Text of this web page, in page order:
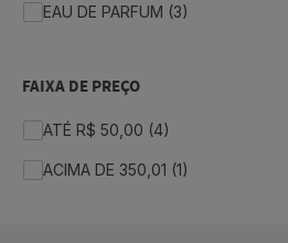
EAU DE PARFUM (3)
FAIXA DE PREÇO
ATÉ R$ 50,00 (4)
ACIMA DE 350,01 (1)